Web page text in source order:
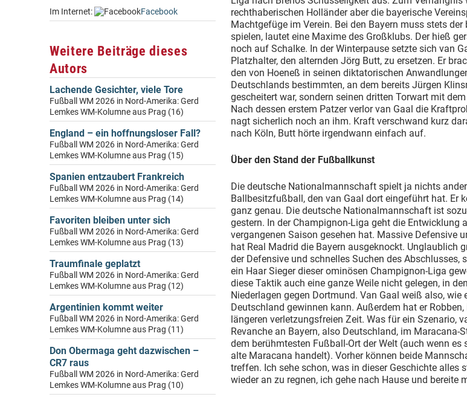
Im Internet: Facebook
Weitere Beiträge dieses
Autors
Lachende Gesichter, viele Tore
Fußball WM 2026 in Nord-Amerika: Gerd
Lemkes WM-Kolumne aus Prag (16)
England – ein hoffnungsloser Fall?
Fußball WM 2026 in Nord-Amerika: Gerd
Lemkes WM-Kolumne aus Prag (15)
Spanien entzaubert Frankreich
Fußball WM 2026 in Nord-Amerika: Gerd
Lemkes WM-Kolumne aus Prag (14)
Favoriten bleiben unter sich
Fußball WM 2026 in Nord-Amerika: Gerd
Lemkes WM-Kolumne aus Prag (13)
Traumfinale geplatzt
Fußball WM 2026 in Nord-Amerika: Gerd
Lemkes WM-Kolumne aus Prag (12)
Argentinien kommt weiter
Fußball WM 2026 in Nord-Amerika: Gerd
Lemkes WM-Kolumne aus Prag (11)
Don Obermaga geht dazwischen –
CR7 raus
Fußball WM 2026 in Nord-Amerika: Gerd
Lemkes WM-Kolumne aus Prag (10)
rechthaberischen Holländer aber die bayerische
Machtgefüge im Verein. Bei den Bayern muss stets der
spielen, lautet eine Maxime des Großklubs. Der hieß
noch auf Schalke. In der Winterpause setzte sich van
Platzhalter, den alternden Jörg Butt, zu ersetzen. Er
den von Hoeneß in seinen diktatorischen
Deutschlands bestimmten, an dem bereits Jürgen
gescheitert war, sondern seinen dritten Torwart mit
Nach dessen erstem Patzer verlor van Gaal die
nagt sicherlich noch an ihm. Kraft verschwand kurz
nach Köln, Butt hörte irgendwann einfach auf.
Über den Stand der Fußballkunst
Die deutsche Nationalmannschaft spielt ja nichts
Ballbesitzfußball, den van Gaal dort eingeführt hat. Er
ganz genau. Die deutsche Nationalmannschaft ist
gestern. In der Champignon-Liga geht die Entwicklung
vergangenen Saison gesehen hat. Massive Defensive
hat Real Madrid die Bayern ausgeknockt. Unglaublich
der Defensive und schnelles Suchen des Abschlusses,
ein Haar Sieger dieser ominösen Champignon-Liga
diese Taktik auch eine ganze Weile nicht gelegen, in
Niederlagen gegen Dortmund. Van Gaal weiß also, wie
Deutschland gewinnen kann. Außerdem hat er
längeren verletzungsfreien Zeit. Was für ein Szenario,
Revanche an Bayern, also Deutschland, im Maracana-
dem berühmtesten Fußball-Ort der Welt (auch wenn
alte Maracana handelt). Vorher können beide
treffen. Ich sehe schon, was in dieser Geschichte alles
wieder an zu regnen, ich gehe nach Hause und bereite